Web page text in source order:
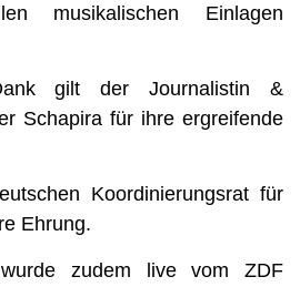
musikalischen Einlagen
gilt der Journalistin &
Schapira für ihre ergreifende
Koordinierungsrat für
Ehrung.
zudem live vom ZDF